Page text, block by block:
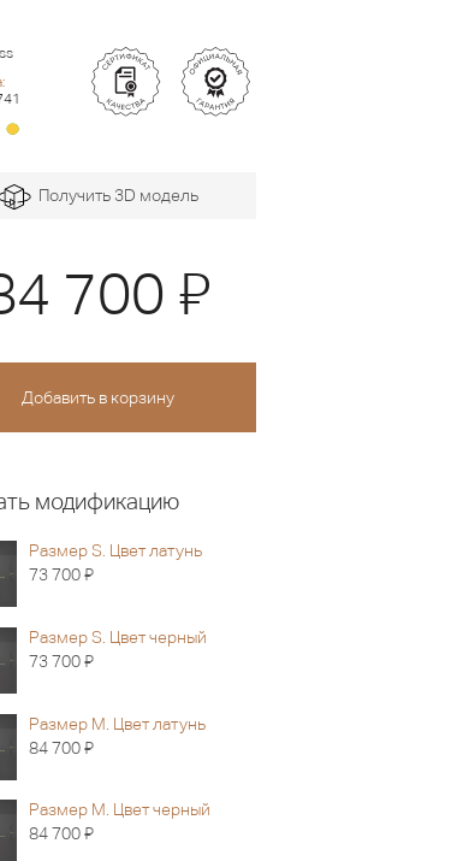
Получить 3D модель
700 Я
модификацию
Размер S. Цвет латунь
73 700Я
Размер S. Цвет черный
73 700Я
Размер M. Цвет латунь
84 700Я
Размер M. Цвет черный
84 700Я